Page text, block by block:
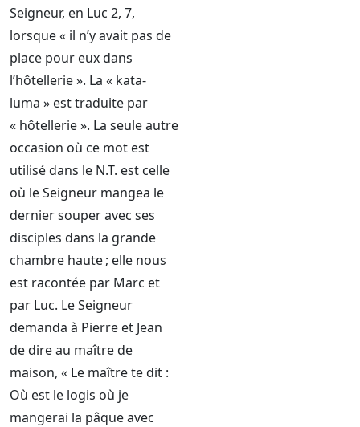
Seigneur, en Luc 2, 7,
lorsque « il n’y avait pas de
place pour eux dans
l’hôtellerie ». La « kata-
luma » est traduite par
« hôtellerie ». La seule autre
occasion où ce mot est
utilisé dans le N.T. est celle
où le Seigneur mangea le
dernier souper avec ses
disciples dans la grande
chambre haute ; elle nous
est racontée par Marc et
par Luc. Le Seigneur
demanda à Pierre et Jean
de dire au maître de
maison, « Le maître te dit :
Où est le logis où je
mangerai la pâque avec